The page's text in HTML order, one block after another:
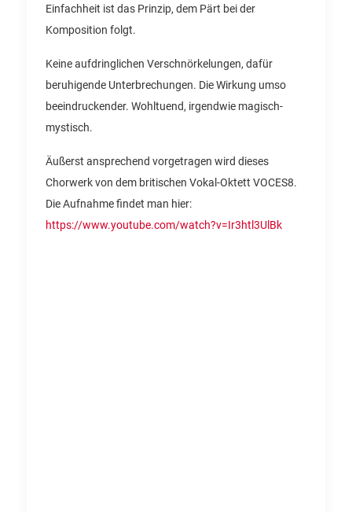
Einfachheit ist das Prinzip, dem Pärt bei der
Komposition folgt.
Keine aufdringlichen Verschnörkelungen, dafür
beruhigende Unterbrechungen. Die Wirkung umso
beeindruckender. Wohltuend, irgendwie magisch-
mystisch.
Äußerst ansprechend vorgetragen wird dieses
Chorwerk von dem britischen Vokal-Oktett VOCES8.
Die Aufnahme findet man hier:
https://www.youtube.com/watch?v=Ir3htl3UlBk